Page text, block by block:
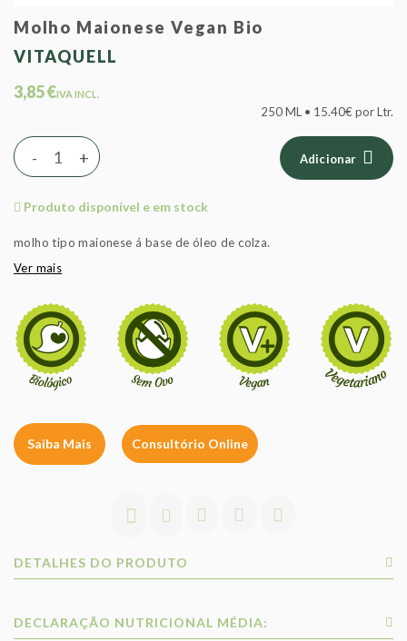
Molho Maionese Vegan Bio
VITAQUELL
3,85 €IVA INCL.
250 ML • 15.40€ por Ltr.
+
- Adicionar
Produto disponível e em stock
molho tipo maionese á base de óleo de colza.
Ver mais
Saiba Mais Consultório Online
DETALHES DO PRODUTO
DECLARAÇÃO NUTRICIONAL MÉDIA: